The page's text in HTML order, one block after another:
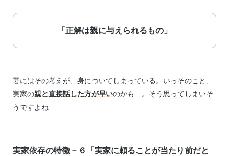
「正解は親に与えられるもの」
妻にはその考えが、身についてしまっている。いっそのこと、
実家の親と直接話した方が早いのかも…。そう思ってしまいそ
うですよね
実家依存の特徴－６「実家に頼ることが当たり前だと